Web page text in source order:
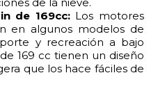
de 169cc: Los motores
en algunos modelos de
y recreación a bajo
169 cc tienen un diseño
que los hace fáciles de